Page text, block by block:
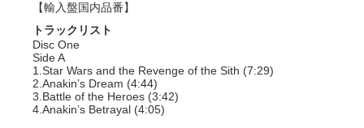
【輸入盤国内品番】
トラックリスト
Disc One
Side A
1.Star Wars and the Revenge of the Sith (7:29)
2.Anakin’s Dream (4:44)
3.Battle of the Heroes (3:42)
4.Anakin’s Betrayal (4:05)